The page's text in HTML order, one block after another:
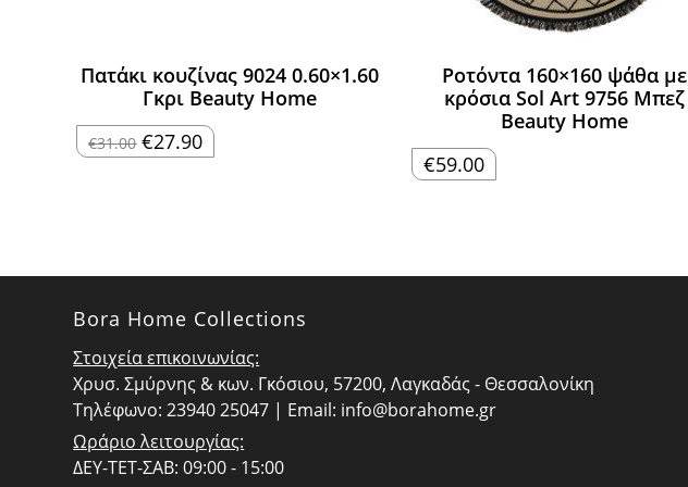
Πατάκι κουζίνας 9024 0.60×1.60
Γκρι Beauty Home
€31.00 Original
price
€27.90Η
τρέχουσα
Ροτόντα 160×160 ψάθα με
κρόσια Sol Art 9756 Μπεζ
Beauty Home
€59.00
Bora Home Collections
Στοιχεία επικοινωνίας:
Χρυσ. Σμύρνης & κων. Γκόσιου, 57200, Λαγκαδάς - Θεσσαλονίκη
Τηλέφωνο: 23940 25047 | Email: info@borahome.gr
Ωράριο λειτουργίας:
ΔΕΥ-ΤΕΤ-ΣΑΒ: 09:00 - 15:00